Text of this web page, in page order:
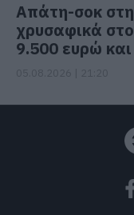
Απάτη-σοκ
χρυσαφικά
9.500 ευρώ